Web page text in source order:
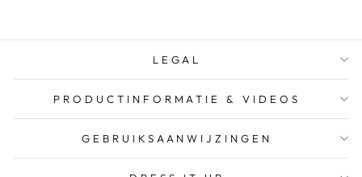
LEGAL
PRODUCTINFORMATIE & VIDEOS
GEBRUIKSAANWIJZINGEN